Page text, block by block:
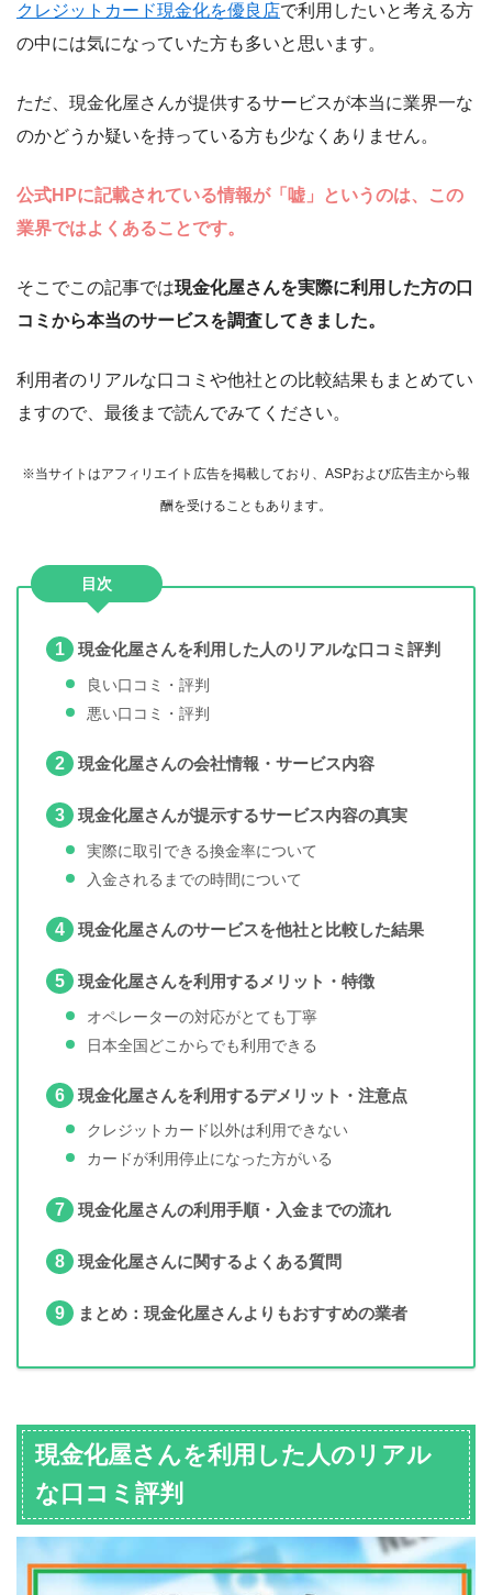
クレジットカード現金化を優良店で利用したいと考える方
の中には気になっていた方も多いと思います。
ただ、現金化屋さんが提供するサービスが本当に業界一な
のかどうか疑いを持っている方も少なくありません。
公式HPに記載されている情報が「嘘」というのは、この
業界ではよくあることです。
そこでこの記事では現金化屋さんを実際に利用した方の口
コミから本当のサービスを調査してきました。
利用者のリアルな口コミや他社との比較結果もまとめてい
ますので、最後まで読んでみてください。
※当サイトはアフィリエイト広告を掲載しており、ASPおよび広告主から報
酬を受けることもあります。
目次
1 現金化屋さんを利用した人のリアルな口コミ評判
良い口コミ・評判
悪い口コミ・評判
2 現金化屋さんの会社情報・サービス内容
3 現金化屋さんが提示するサービス内容の真実
実際に取引できる換金率について
入金されるまでの時間について
4 現金化屋さんのサービスを他社と比較した結果
5 現金化屋さんを利用するメリット・特徴
オペレーターの対応がとても丁寧
日本全国どこからでも利用できる
6 現金化屋さんを利用するデメリット・注意点
クレジットカード以外は利用できない
カードが利用停止になった方がいる
7 現金化屋さんの利用手順・入金までの流れ
8 現金化屋さんに関するよくある質問
9 まとめ：現金化屋さんよりもおすすめの業者
現金化屋さんを利用した人のリアル
な口コミ評判